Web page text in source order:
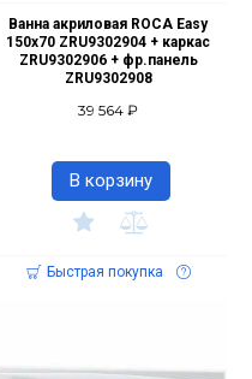
Ванна акриловая ROCA Easy
150х70 ZRU9302904 + каркас
ZRU9302906 + фр.панель
ZRU9302908
39 564 ₽
В корзину
Быстрая покупка